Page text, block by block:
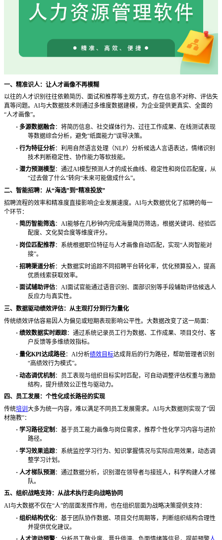
一、精准识人：让人才画像不再模糊
以往的人才识别往往依赖简历、面试和推荐等主观方式，存在信息不对称、评估失
真等问题。 AI与大数据技术则通过多维度数据建模，为企业提供更真实、全面的
“人才画像”。
· 多源数据融合：将简历信息、社交媒体行为、过往工作成果、在线测试表现
等数据综合分析，避免“纸面能力”误导决策。
· 行为特征分析：利用自然语言处理（NLP）分析候选人言语表达，情绪识别
技术判断稳定性、协作能力等软技能。
· 潜力预测模型：通过AI模型预测人才的成长曲线、稳定性和岗位匹配度，从
“过去做了什么”转向“未来可能做成什么”。
二、智能招聘：从“海选”到“精准投放”
招聘流程的效率和精准度直接影响企业发展速度。 AI与大数据优化了招聘的每一
个环节：
· 简历智能筛选： AI能够在几秒钟内完成海量简历筛选，根据关键词、经验匹
配度、文化契合度等维度评分。
· 岗位匹配推荐：系统根据职位特征与人才画像自动匹配，实现“人岗智能对
接”。
· 招聘渠道分析：大数据实时追踪不同招聘平台转化率，优化预算投入，提高
优质线索获取效率。
· 面试辅助评估： AI面试官能通过语音识别、面部识别等手段辅助评估候选人
反应力与真实性。
三、数据驱动绩效评估：从主观打分到行为量化
传统绩效评估容易因人为偏见或短期表现影响公平性。大数据改变了这一局面：
· 绩效数据实时跟踪：通过系统记录员工行为数据、工作成果、项目交付、客
户反馈等多维绩效指标。
· 量化KPI达成路径： AI分析绩效目标达成背后的行为路径，帮助管理者识别
“高绩效行为模式”。
· 动态调优机制 ：员工表现与组织目标实时匹配，可自动调整评估权重与激励
结构，提升绩效公正性与驱动力。
四、员工发展：个性化成长路径的实现
传统培训 大多为统一内容，难以满足不同员工发展需求。 AI与大数据则实现了“因
材施教”：
· 学习路径定制 ：基于员工能力画像与岗位需求，推荐个性化学习内容与进阶
路径。
· 学习效果追踪：系统监控学习行为、知识掌握情况与实际应用效果，动态调
整学习计划。
· 人才梯队预测 ：通过数据分析，识别潜在领导者与接班人，科学构建人才梯
队。
五、组织战略支持：从战术执行走向战略协同
AI与大数据不仅在“人”的层面发挥作用，也在组织层面为战略决策提供支持：
· 组织结构优化：基于团队协作数据、项目交付周期等，判断组织结构合理性
并提供优化建议。